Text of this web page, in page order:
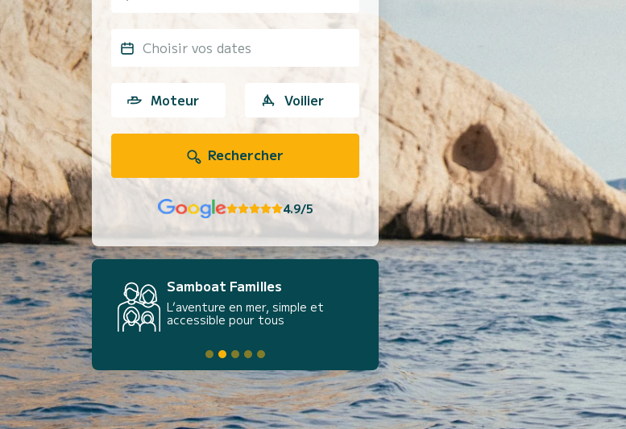
Choisir vos dates
Moteur Voilier
Rechercher
4.9/5
Samboat Familles
L’aventure en mer, simple et
accessible pour tous